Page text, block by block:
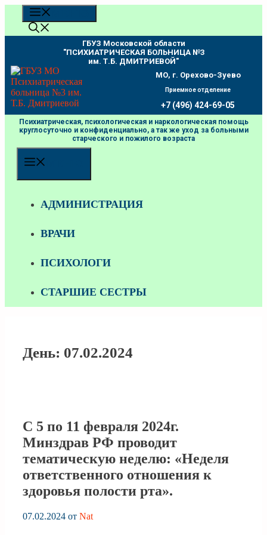
Перейти
содержимому
ГБУЗ Московской области
"ПCИХИАТРИЧЕСКАЯ БОЛЬНИЦА №3
им. Т.Б. ДМИТРИЕВОЙ"
МО, г. Орехово-Зуево
Приемное отделение
+7 (496) 424-69-05
Психиатрическая, психологическая и наркологическая помощь
круглосуточно и конфиденциально, а так же уход за больными
старческого и пожилого возраста
АДМИНИСТРАЦИЯ
ВРАЧИ
ПСИХОЛОГИ
СТАРШИЕ СЕСТРЫ
День: 07.02.2024
С 5 по 11 февраля 2024г.
Минздрав РФ проводит
тематическую неделю: «Неделя
ответственного отношения к
здоровья полости рта».
07.02.2024 от Nat